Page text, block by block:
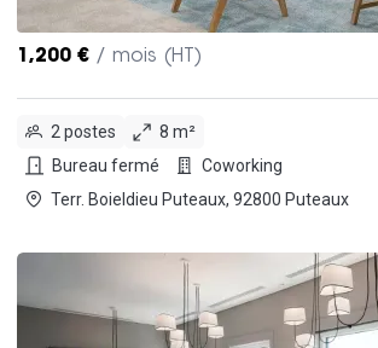
1,200 € / mois (HT)
2 postes
8 m²
Bureau fermé
Coworking
Terr. Boieldieu Puteaux, 92800 Puteaux